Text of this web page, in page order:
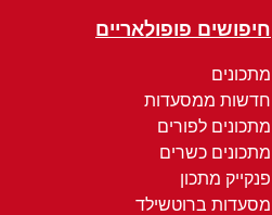
חיפושים פופולאריים
מתכונים
חדשות ממסעדות
מתכונים לפורים
מתכונים כשרים
פנקייק מתכון
מסעדות ברוטשילד